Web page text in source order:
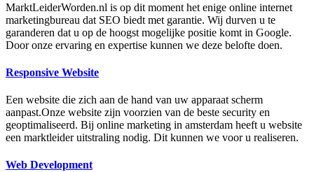
MarktLeiderWorden.nl is op dit moment het enige online internet
marketingbureau dat SEO biedt met garantie. Wij durven u te
garanderen dat u op de hoogst mogelijke positie komt in Google.
Door onze ervaring en expertise kunnen we deze belofte doen.
Responsive Website
Een website die zich aan de hand van uw apparaat scherm
aanpast.Onze website zijn voorzien van de beste security en
geoptimaliseerd. Bij online marketing in amsterdam heeft u website
een marktleider uitstraling nodig. Dit kunnen we voor u realiseren.
Web Development